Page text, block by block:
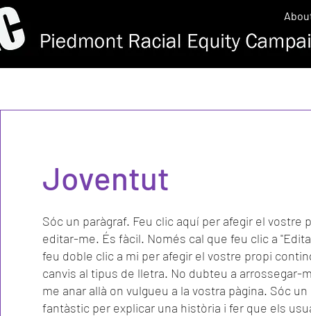
Joventut
Sóc un paràgraf. Feu clic aquí per afegir el vostre
editar-me. És fàcil. Només cal que feu clic a
feu doble clic a mi per afegir el vostre propi
canvis al tipus de lletra. No dubteu a arrossegar-
me anar allà on vulgueu a la vostra pàgina. Sóc
fantàstic per explicar una història i fer que els